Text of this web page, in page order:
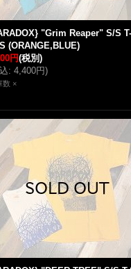
"Grim Reaper" S/S T-
(ORANGE,BLUE)
円(税別)
: 4,400円)
数 ×